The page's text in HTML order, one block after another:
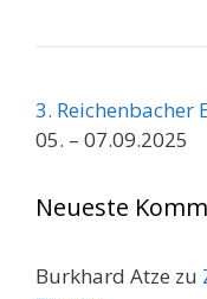
3.
05. – 07.09.2025
Neueste
Burkhard Atze zu